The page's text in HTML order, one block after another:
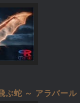
ぶ蛇 ～ アラバール